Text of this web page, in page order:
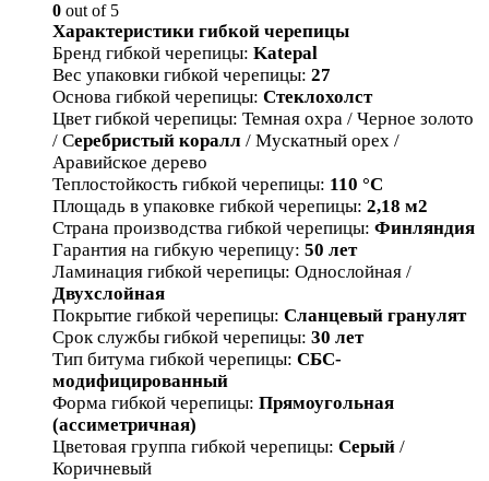
0 out of 5
Характеристики гибкой черепицы
Бренд гибкой черепицы: Katepal
Вес упаковки гибкой черепицы: 27
Основа гибкой черепицы: Стеклохолст
Цвет гибкой черепицы: Темная охра / Черное золото
/ Серебристый коралл / Мускатный орех /
Аравийское дерево
Теплостойкость гибкой черепицы: 110 °С
Площадь в упаковке гибкой черепицы: 2,18 м2
Страна производства гибкой черепицы: Финляндия
Гарантия на гибкую черепицу: 50 лет
Ламинация гибкой черепицы: Однослойная /
Двухслойная
Покрытие гибкой черепицы: Сланцевый гранулят
Срок службы гибкой черепицы: 30 лет
Тип битума гибкой черепицы: СБС-
модифицированный
Форма гибкой черепицы: Прямоугольная
(ассиметричная)
Цветовая группа гибкой черепицы: Серый /
Коричневый